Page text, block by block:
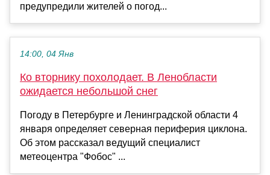
предупредили жителей о погод...
14:00, 04 Янв
Ко вторнику похолодает. В Ленобласти
ожидается небольшой снег
Погоду в Петербурге и Ленинградской области 4
января определяет северная периферия циклона.
Об этом рассказал ведущий специалист
метеоцентра "Фобос" ...